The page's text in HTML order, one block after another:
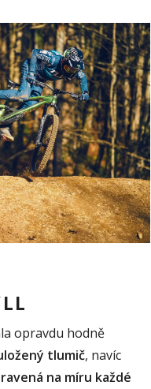
opravdu hodně
tlumič, navíc
na míru každé